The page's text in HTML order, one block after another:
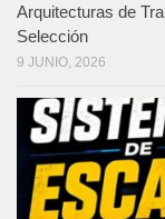
Arquitecturas de
Selección
9 JUNIO, 2026